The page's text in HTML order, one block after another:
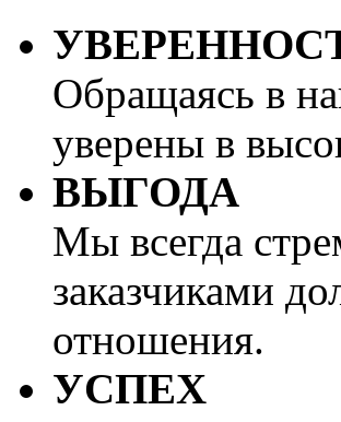
Обращаясь в
уверены в
ВЫГОДА
Мы всегда
заказчиками
отношения.
УСПЕХ